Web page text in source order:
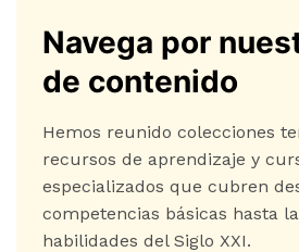
Navega por
de contenido
Hemos reunido colecciones
recursos de aprendizaje y
especializados que cubren
competencias básicas hasta
habilidades del Siglo XXI.